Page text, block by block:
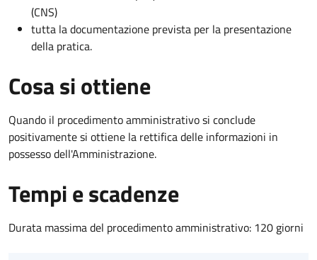
(CNS)
tutta la documentazione prevista per la presentazione
della pratica.
Cosa si ottiene
Quando il procedimento amministrativo si conclude
positivamente si ottiene la rettifica delle informazioni in
possesso dell'Amministrazione.
Tempi e scadenze
Durata massima del procedimento amministrativo: 120 giorni